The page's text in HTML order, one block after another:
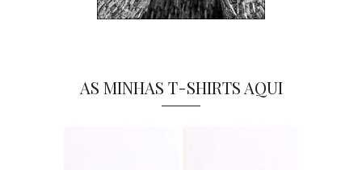
AS MINHAS T-SHIRTS AQUI